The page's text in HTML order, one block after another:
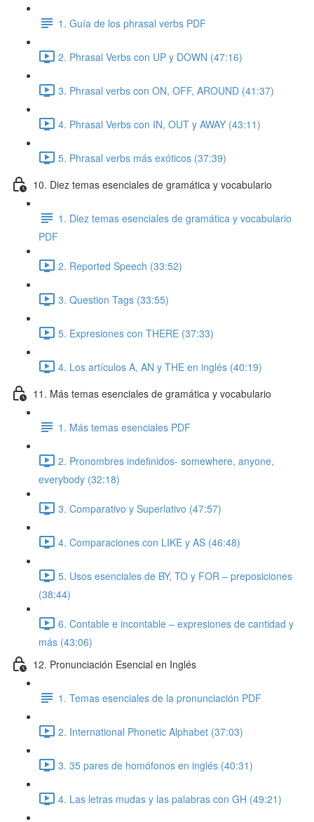
1. Guía de los phrasal verbs PDF
2. Phrasal Verbs con UP y DOWN (47:16)
3. Phrasal verbs con ON, OFF, AROUND (41:37)
4. Phrasal Verbs con IN, OUT y AWAY (43:11)
5. Phrasal verbs más exóticos (37:39)
10. Diez temas esenciales de gramática y vocabulario
1. Diez temas esenciales de gramática y vocabulario
PDF
2. Reported Speech (33:52)
3. Question Tags (33:55)
5. Expresiones con THERE (37:33)
4. Los artículos A, AN y THE en inglés (40:19)
11. Más temas esenciales de gramática y vocabulario
1. Más temas esenciales PDF
2. Pronombres indefinidos- somewhere, anyone,
everybody (32:18)
3. Comparativo y Superlativo (47:57)
4. Comparaciones con LIKE y AS (46:48)
5. Usos esenciales de BY, TO y FOR – preposiciones
(38:44)
6. Contable e incontable – expresiones de cantidad y
más (43:06)
12. Pronunciación Esencial en Inglés
1. Temas esenciales de la pronunciación PDF
2. International Phonetic Alphabet (37:03)
3. 35 pares de homófonos en inglés (40:31)
4. Las letras mudas y las palabras con GH (49:21)